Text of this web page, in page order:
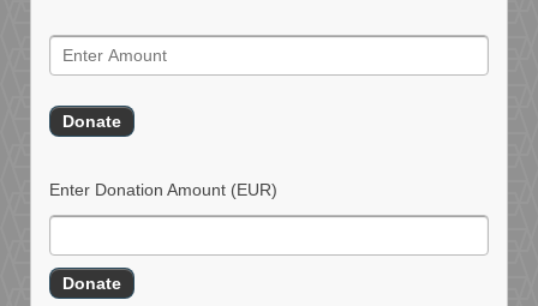
Enter Donation Amount (EUR)